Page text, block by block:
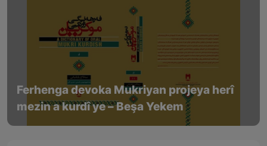
Ferhenga devoka Mukriyan projeya herî
mezin a kurdî ye – Beşa Yekem